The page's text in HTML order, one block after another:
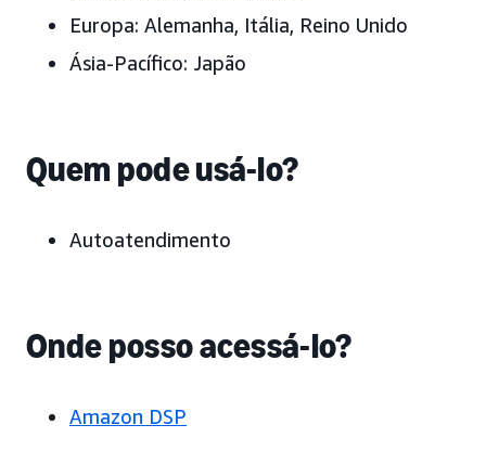
Europa: Alemanha, Itália, Reino Unido
Ásia-Pacífico: Japão
Quem pode usá-lo?
Autoatendimento
Onde posso acessá-lo?
Amazon DSP